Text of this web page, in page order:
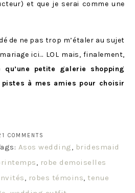
et que je serai comme une
de ne pas trop m’étaler au sujet
ici… LOL mais, finalement,
petite galerie shopping
à mes amies pour choisir
COMMENTS
Asos wedding, bridesmaid
, robe demoiselles
, robes témoins, tenue